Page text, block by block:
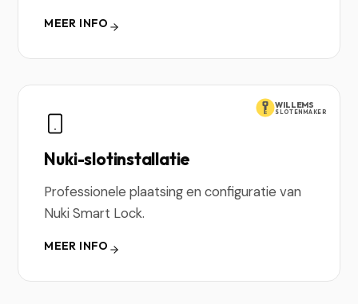
MEER INFO
WILLEMS
SLOTENMAKER
Nuki-slotinstallatie
Professionele plaatsing en configuratie van
Nuki Smart Lock.
MEER INFO